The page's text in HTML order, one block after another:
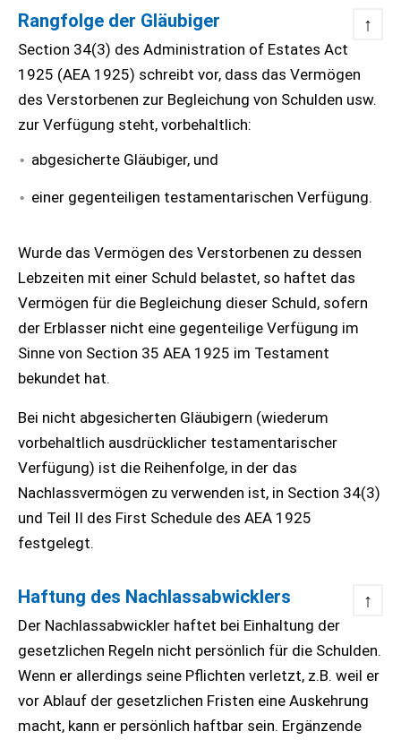
Rangfolge der Gläubiger ↑
Section 34(3) des Administration of Estates Act
1925 (AEA 1925) schreibt vor, dass das Vermögen
des Verstorbenen zur Begleichung von Schulden usw.
zur Verfügung steht, vorbehaltlich:
abgesicherte Gläubiger, und
einer gegenteiligen testamentarischen Verfügung.
Wurde das Vermögen des Verstorbenen zu dessen
Lebzeiten mit einer Schuld belastet, so haftet das
Vermögen für die Begleichung dieser Schuld, sofern
der Erblasser nicht eine gegenteilige Verfügung im
Sinne von Section 35 AEA 1925 im Testament
bekundet hat.
Bei nicht abgesicherten Gläubigern (wiederum
vorbehaltlich ausdrücklicher testamentarischer
Verfügung) ist die Reihenfolge, in der das
Nachlassvermögen zu verwenden ist, in Section 34(3)
und Teil II des First Schedule des AEA 1925
festgelegt.
Haftung des Nachlassabwicklers ↑
Der Nachlassabwickler haftet bei Einhaltung der
gesetzlichen Regeln nicht persönlich für die Schulden.
Wenn er allerdings seine Pflichten verletzt, z.B. weil er
vor Ablauf der gesetzlichen Fristen eine Auskehrung
macht, kann er persönlich haftbar sein. Ergänzende